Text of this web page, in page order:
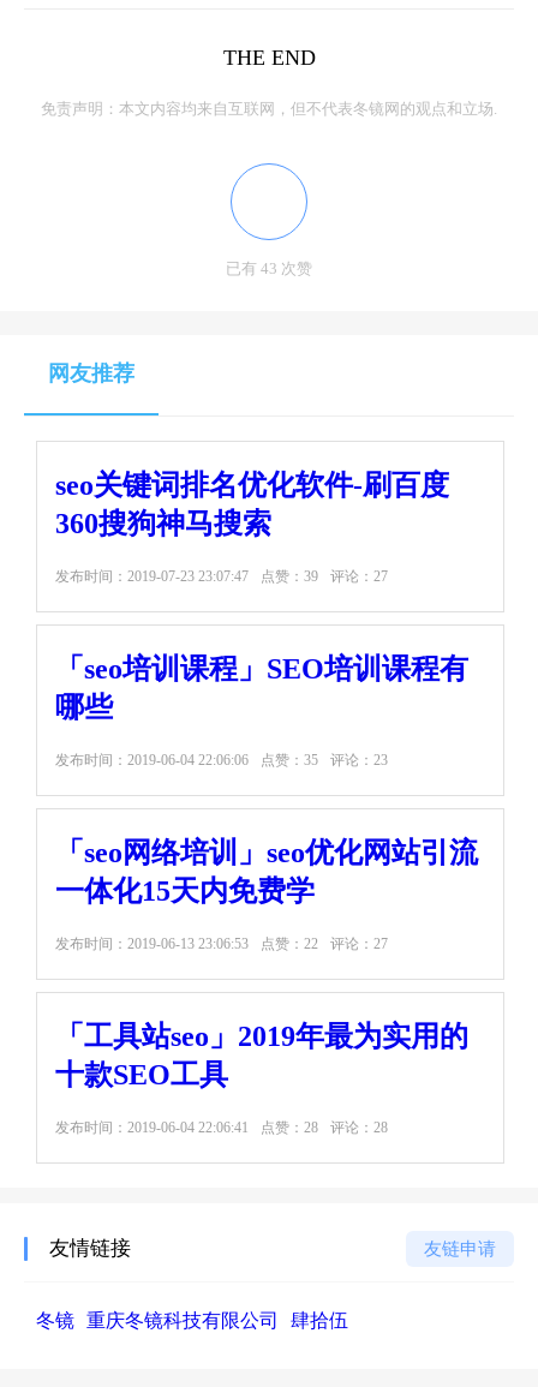
THE END
免责声明：本文内容均来自互联网，但不代表冬镜网的观点和立场.
已有 43 次赞
网友推荐
seo关键词排名优化软件-刷百度
360搜狗神马搜索
发布时间： 2019-07-23 23:07:47 点赞：39 评论：27
「seo培训课程」SEO培训课程有
哪些
发布时间： 2019-06-04 22:06:06 点赞：35 评论：23
「seo网络培训」seo优化网站引流
一体化15天内免费学
发布时间： 2019-06-13 23:06:53 点赞：22 评论：27
「工具站seo」2019年最为实用的
十款SEO工具
发布时间： 2019-06-04 22:06:41 点赞：28 评论：28
友情链接 友链申请
冬镜 重庆冬镜科技有限公司 肆拾伍